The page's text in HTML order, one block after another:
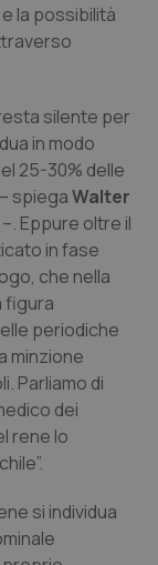
la possibilità
silente per
in modo
25-30% delle
spiegaWalter
Eppure oltre il
in fase
che nella
figura
periodiche
minzione
Parliamo di
dei
rene lo
si individua